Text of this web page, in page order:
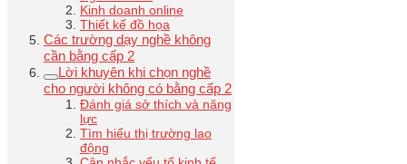
Kinh doanh online
Thiết kế đồ họa
Các trường dạy nghề không
cần bằng cấp 2
Lời khuyên khi chọn nghề
cho người không có bằng cấp 2
Đánh giá sở thích và năng
lực
Tìm hiểu thị trường lao
động